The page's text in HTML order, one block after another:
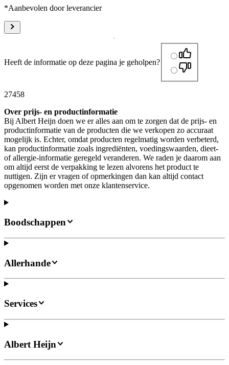
*Aanbevolen door leverancier
Heeft de informatie op deze pagina je geholpen?
27458
Over prijs- en productinformatie
Bij Albert Heijn doen we er alles aan om te zorgen dat de prijs- en
productinformatie van de producten die we verkopen zo accuraat
mogelijk is. Echter, omdat producten regelmatig worden verbeterd,
kan productinformatie zoals ingrediënten, voedingswaarden, dieet-
of allergie-informatie geregeld veranderen. We raden je daarom aan
om altijd eerst de verpakking te lezen alvorens het product te
nuttigen. Zijn er vragen of opmerkingen dan kan altijd contact
opgenomen worden met onze klantenservice.
Boodschappen
Allerhande
Services
Albert Heijn